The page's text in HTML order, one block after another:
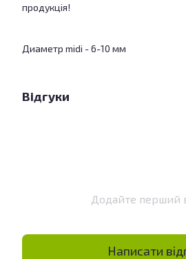
продукція!
Диаметр midi - 6-10 мм
Відгуки
Додайте перший
Написати